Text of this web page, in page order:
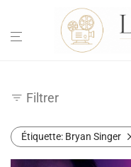
Filtrer
Étiquette: Bryan Singer